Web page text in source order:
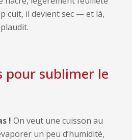
cuit, il devient sec — et là,
pour sublimer le
! On veut une cuisson au
un peu d’humidité,